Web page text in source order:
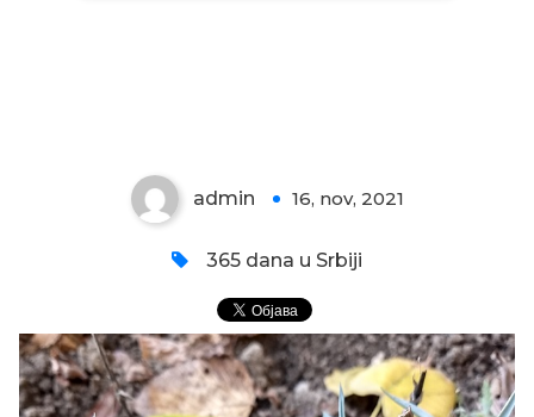
admin 16, nov, 2021
365 dana u Srbiji